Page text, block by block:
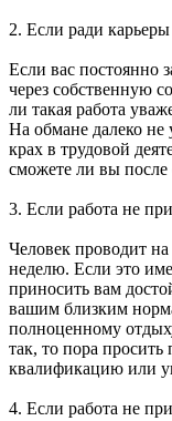
2. Если ради
Если вас постоянно
через собственную
ли такая работа
На обмане далеко не
крах в трудовой
сможете ли вы
3. Если работа не
Человек проводит
неделю. Если это
приносить вам
вашим близким
полноценному
так, то пора
квалификацию или
4. Если работа не